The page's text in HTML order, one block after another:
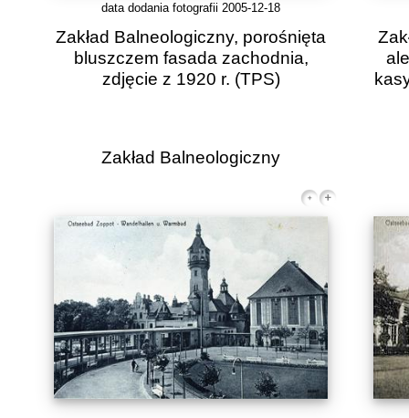
data dodania fotografii 2005-12-18
Zakład Balneologiczny, porośnięta
bluszczem fasada zachodnia,
zdjęcie z 1920 r. (TPS)
Zakład Balneologiczny